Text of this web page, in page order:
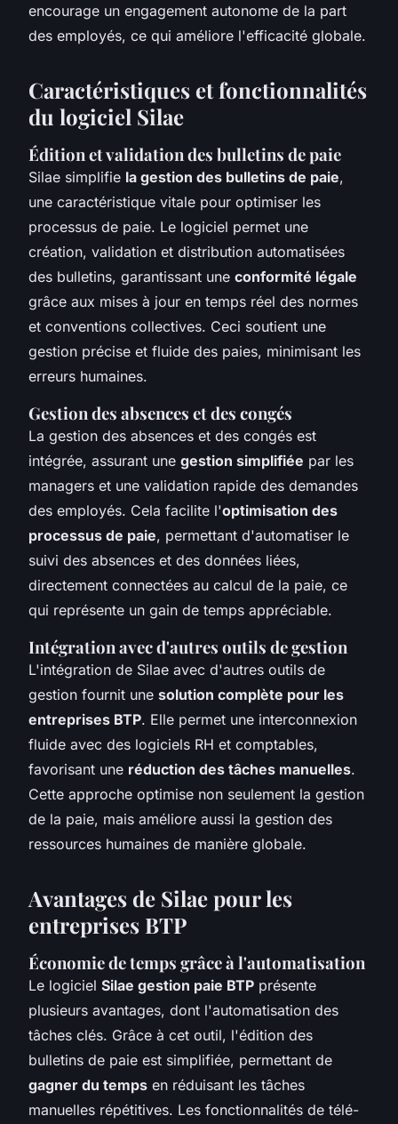
encourage un engagement autonome de la part
des employés, ce qui améliore l'efficacité globale.
Caractéristiques et fonctionnalités
du logiciel Silae
Édition et validation des bulletins de paie
Silae simplifie la gestion des bulletins de paie,
une caractéristique vitale pour optimiser les
processus de paie. Le logiciel permet une
création, validation et distribution automatisées
des bulletins, garantissant une conformité légale
grâce aux mises à jour en temps réel des normes
et conventions collectives. Ceci soutient une
gestion précise et fluide des paies, minimisant les
erreurs humaines.
Gestion des absences et des congés
La gestion des absences et des congés est
intégrée, assurant une gestion simplifiée par les
managers et une validation rapide des demandes
des employés. Cela facilite l'optimisation des
processus de paie, permettant d'automatiser le
suivi des absences et des données liées,
directement connectées au calcul de la paie, ce
qui représente un gain de temps appréciable.
Intégration avec d'autres outils de gestion
L'intégration de Silae avec d'autres outils de
gestion fournit une solution complète pour les
entreprises BTP. Elle permet une interconnexion
fluide avec des logiciels RH et comptables,
favorisant une réduction des tâches manuelles.
Cette approche optimise non seulement la gestion
de la paie, mais améliore aussi la gestion des
ressources humaines de manière globale.
Avantages de Silae pour les
entreprises BTP
Économie de temps grâce à l'automatisation
Le logiciel Silae gestion paie BTP présente
plusieurs avantages, dont l'automatisation des
tâches clés. Grâce à cet outil, l'édition des
bulletins de paie est simplifiée, permettant de
gagner du temps en réduisant les tâches
manuelles répétitives. Les fonctionnalités de télé-